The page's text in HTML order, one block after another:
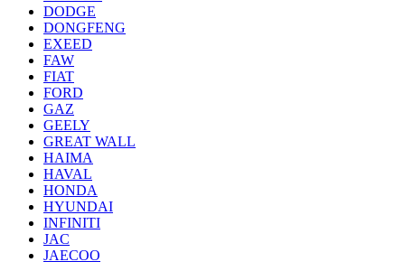
DODGE
DONGFENG
EXEED
FAW
FIAT
FORD
GAZ
GEELY
GREAT WALL
HAIMA
HAVAL
HONDA
HYUNDAI
INFINITI
JAC
JAECOO